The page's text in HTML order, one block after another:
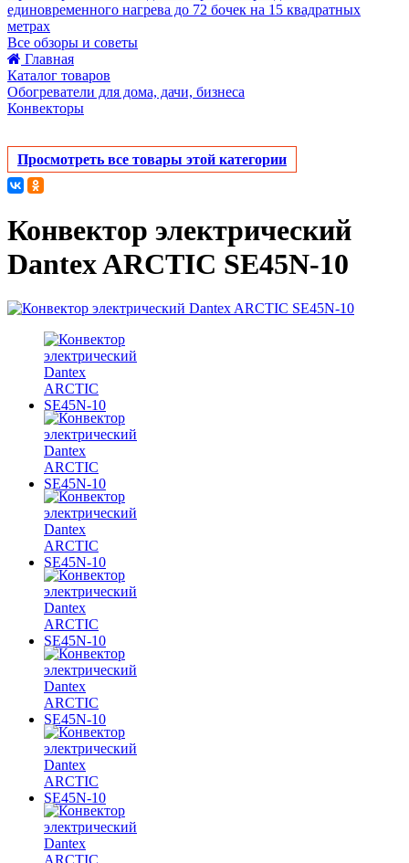
единовременного нагрева до 72 бочек на 15 квадратных
метрах
Все обзоры и советы
Главная
Каталог товаров
Обогреватели для дома, дачи, бизнеса
Конвекторы
Просмотреть все товары этой категории
Конвектор электрический
Dantex ARCTIC SE45N-10